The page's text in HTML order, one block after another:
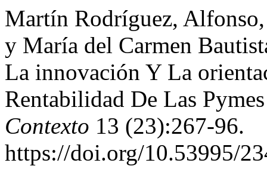
Martín Rodríguez,
y María del Carmen
La innovación Y La
Rentabilidad De Las
Contexto 13 (23):267-96.
https://doi.org/10.53995/